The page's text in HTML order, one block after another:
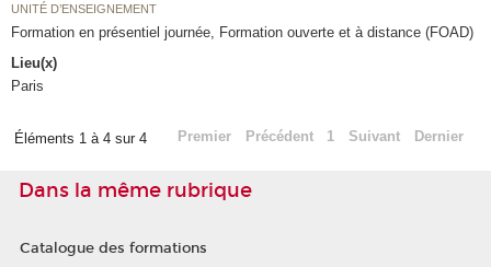
UNITÉ D’ENSEIGNEMENT
Formation en présentiel journée, Formation ouverte et à distance (FOAD)
Lieu(x)
Paris
Éléments 1 à 4 sur 4 Premier Précédent 1 Suivant Dernier
Dans la même rubrique
Catalogue des formations